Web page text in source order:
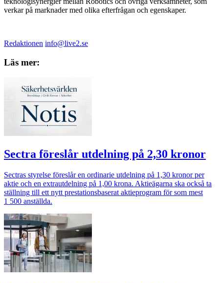
verkar på marknader med olika efterfrågan och egenskaper.
Redaktionen info@live2.se
Läs mer:
Sectra föreslår utdelning på 2,30 kronor
Sectras styrelse föreslår en ordinarie utdelning på 1,30 kronor per
aktie och en extrautdelning på 1,00 krona. Aktieägarna ska också ta
ställning till ett nytt prestationsbaserat aktieprogram för som mest
1 500 anställda.